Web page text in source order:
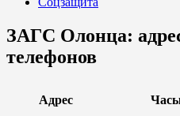
ЗАГС Олонца:
телефонов
Адрес